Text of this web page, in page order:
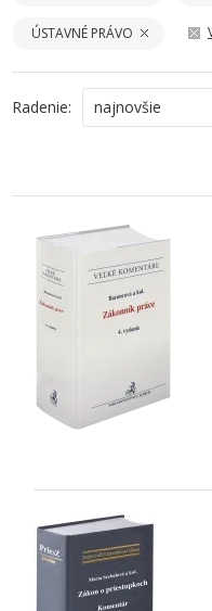
ÚSTAVNÉ PRÁVO
Radenie: najnovšie